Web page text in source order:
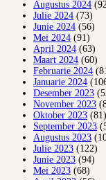
Augustus 2024
Julie 2024 (73)
Junie 2024 (56)
Mei 2024 (91)
April 2024 (63)
Maart 2024 (60)
Februarie 2024
Januarie 2024
Desember 2023
November 2023
Oktober 2023 (81)
September 2023
Augustus 2023
Julie 2023 (122)
Junie 2023 (94)
Mei 2023 (68)